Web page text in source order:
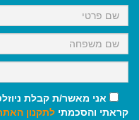
m
אני מאשר/ת קבלת
קראתי והסכמתי לתקנון